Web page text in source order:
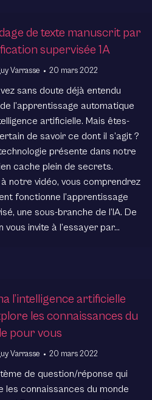
de texte manuscrit par
supervisée 1A
Varrasse 20 mars 2022
sans doute déjà entendu
l’apprentissage automatique
artificielle. Mais êtes-
de savoir ce dont il s’agit ?
présente dans notre
cache plein de secrets.
notre vidéo, vous comprendrez
fonctionne l’apprentissage
une sous-branche de l’IA. De
vous invite à l’essayer par…
l’intelligence artificielle
les connaissances du
pour vous
Varrasse 20 mars 2022
de question/réponse qui
les connaissances du monde